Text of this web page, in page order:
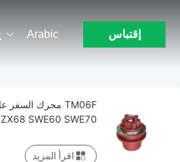
إقتباس Arabic
ZX68 SWE60 SWE70 حفارة النهائي محرك
اقرأ المزيد